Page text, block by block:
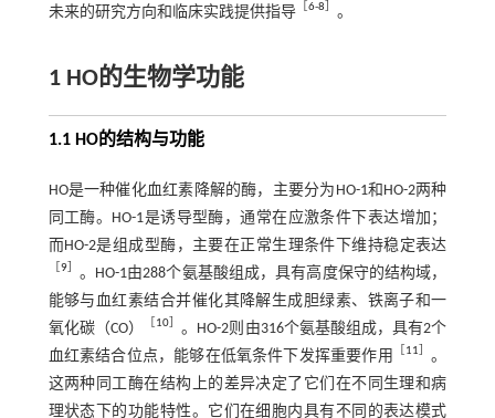
未来的研究方向和临床实践提供指导 ［6-8］ 。
1 HO的生物学功能
1.1 HO的结构与功能
HO是一种催化血红素降解的酶，主要分为HO-1和HO-2两种
同工酶。HO-1是诱导型酶，通常在应激条件下表达增加；
而HO-2是组成型酶，主要在正常生理条件下维持稳定表达
［9］ 。HO-1由288个氨基酸组成，具有高度保守的结构域，
能够与血红素结合并催化其降解生成胆绿素、铁离子和一
氧化碳（CO）
［10］ 。HO-2则由316个氨基酸组成，具有2个
血红素结合位点，能够在低氧条件下发挥重要作用
［11］ 。
这两种同工酶在结构上的差异决定了它们在不同生理和病
理状态下的功能特性。它们在细胞内具有不同的表达模式